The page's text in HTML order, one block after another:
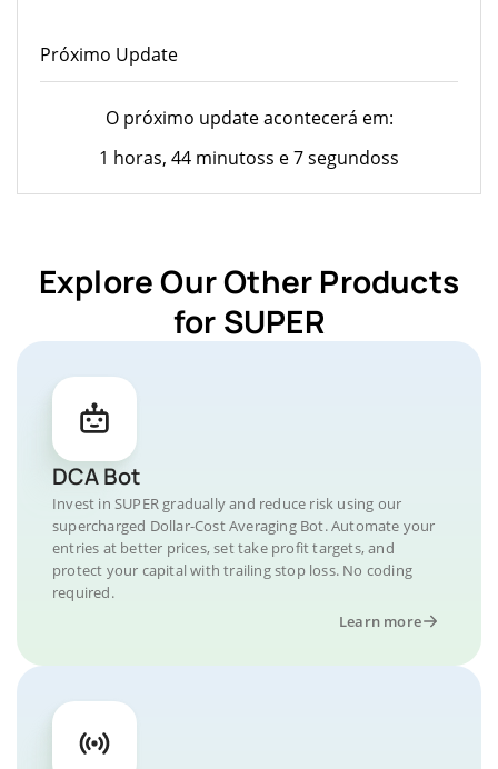
Próximo Update
O próximo update acontecerá em:
1 horas, 44 minutoss e 7 segundoss
Explore Our Other Products
for SUPER
DCA Bot
Invest in SUPER gradually and reduce risk using our
supercharged Dollar-Cost Averaging Bot. Automate your
entries at better prices, set take profit targets, and
protect your capital with trailing stop loss. No coding
required.
Learn more